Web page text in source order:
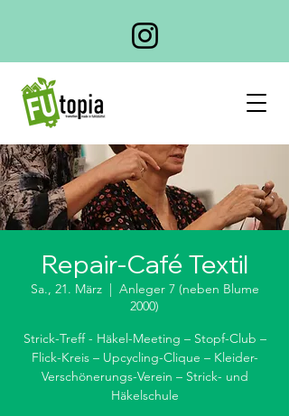
Repair-Café Textil
Sa., 21. März
  |
Anleger 7 (neben Blume
2000)
Strick-Treff - Häkel-Meeting – Stopf-Club –
Flick-Kreis – Upcycling-Clique – Kleider-
Verschönerungs-Verein – Strick- und
Häkelschule